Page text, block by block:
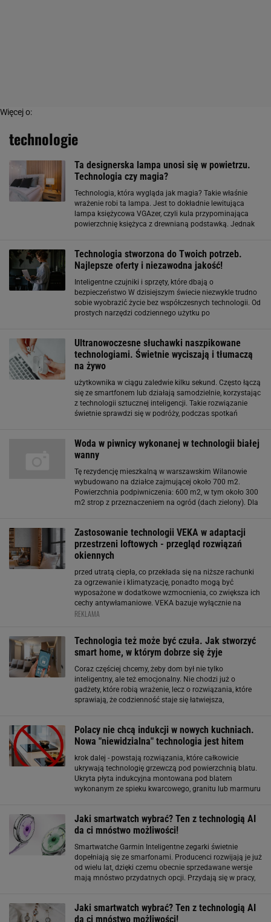
Więcej o:
technologie
Ta designerska lampa unosi się w powietrzu.
Technologia czy magia?
Technologia, która wygląda jak magia? Takie właśnie
wrażenie robi ta lampa. Jest to dokładnie lewitująca
lampa księżycowa VGAzer, czyli kula przypominająca
powierzchnię księżyca z drewnianą podstawką. Jednak
Technologia stworzona do Twoich potrzeb.
Najlepsze oferty i niezawodna jakość!
Inteligentne czujniki i sprzęty, które dbają o
bezpieczeństwo W dzisiejszym świecie niezwykle trudno
sobie wyobrazić życie bez współczesnych technologii. Od
prostych narzędzi codziennego użytku po
Ultranowoczesne słuchawki naszpikowane
technologiami. Świetnie wyciszają i tłumaczą
na żywo
użytkownika w ciągu zaledwie kilku sekund. Często łączą
się ze smartfonem lub działają samodzielnie, korzystając
z technologii sztucznej inteligencji. Takie rozwiązanie
świetnie sprawdzi się w podróży, podczas spotkań
Woda w piwnicy wykonanej w technologii białej
wanny
Tę rezydencję mieszkalną w warszawskim Wilanowie
wybudowano na działce zajmującej około 700 m2.
Powierzchnia podpiwniczenia: 600 m2, w tym około 300
m2 strop z przeznaczeniem na ogród (dach zielony). Dla
Zastosowanie technologii VEKA w adaptacji
przestrzeni loftowych - przegląd rozwiązań
okiennych
przed utratą ciepła, co przekłada się na niższe rachunki
za ogrzewanie i klimatyzację, ponadto mogą być
wyposażone w dodatkowe wzmocnienia, co zwiększa ich
cechy antywłamaniowe. VEKA bazuje wyłącznie na
nowoczesnych materiałach i technologiach, w tym
REKLAMA
Technologia też może być czuła. Jak stworzyć
smart home, w którym dobrze się żyje
Coraz częściej chcemy, żeby dom był nie tylko
inteligentny, ale też emocjonalny. Nie chodzi już o
gadżety, które robią wrażenie, lecz o rozwiązania, które
sprawiają, że codzienność staje się łatwiejsza,
Polacy nie chcą indukcji w nowych kuchniach.
Nowa "niewidzialna" technologia jest hitem
krok dalej - powstają rozwiązania, które całkowicie
ukrywają technologię grzewczą pod powierzchnią blatu.
Ukryta płyta indukcyjna montowana pod blatem
wykonanym ze spieku kwarcowego, granitu lub marmuru
Jaki smartwatch wybrać? Ten z technologią AI
da ci mnóstwo możliwości!
Smartwatche Garmin Inteligentne zegarki świetnie
dopełniają się ze smarfonami. Producenci rozwijają je już
od wielu lat, dzięki czemu obecnie sprzedawane wersje
mają mnóstwo przydatnych opcji. Przydają się w pracy,
Jaki smartwatch wybrać? Ten z technologią AI
da ci mnóstwo możliwości!